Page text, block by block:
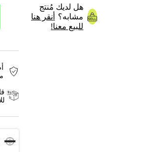
هل لديك مُنتج
مشابه؟
أنقر هنا
للبيع معنا!